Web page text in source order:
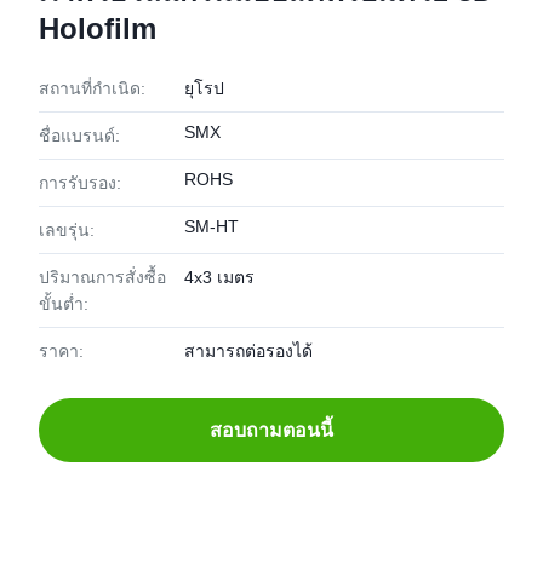
Holofilm
สถานที่กำเนิด: ยุโรป
ชื่อแบรนด์: SMX
การรับรอง: ROHS
เลขรุ่น: SM-HT
ปริมาณการสั่งซื้อ
ขั้นต่ำ:
4x3 เมตร
ราคา: สามารถต่อรองได้
สอบถามตอนนี้